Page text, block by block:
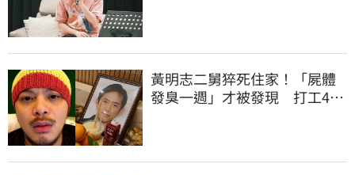
黃明志二舅猝死住家！「屍體
發臭一週」才被發現 打工40